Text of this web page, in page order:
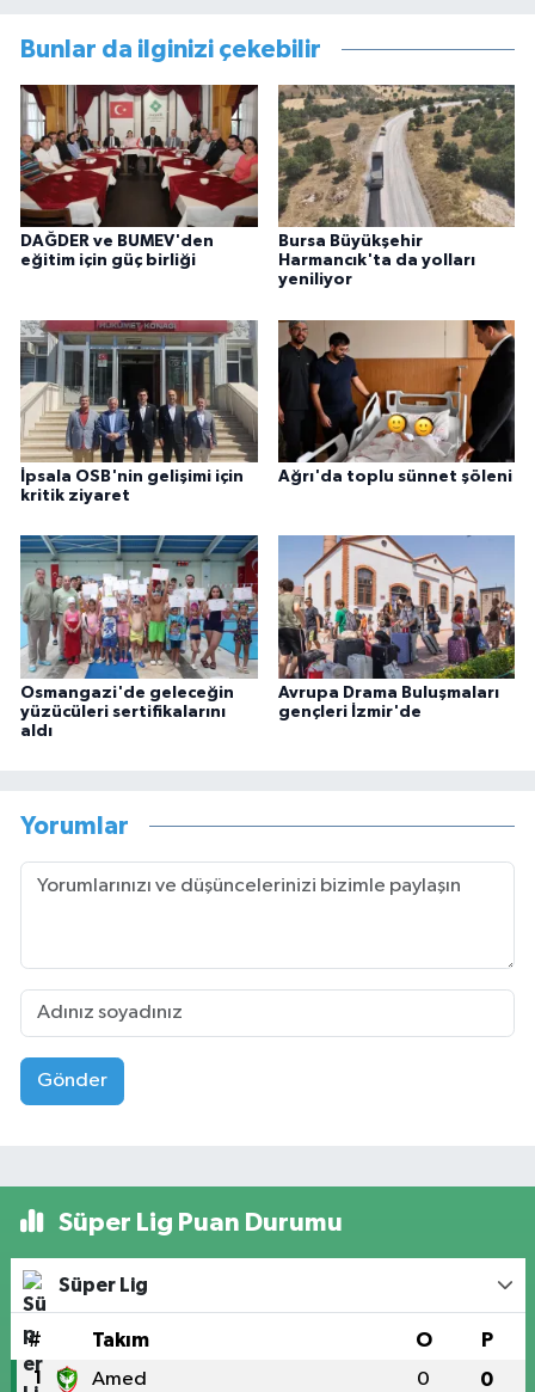
Bunlar da ilginizi çekebilir
DAĞDER ve BUMEV'den
eğitim için güç birliği
Bursa Büyükşehir
Harmancık'ta da yolları
yeniliyor
İpsala OSB'nin gelişimi için
kritik ziyaret
Ağrı'da toplu sünnet şöleni
Osmangazi'de geleceğin
yüzücüleri sertifikalarını
aldı
Avrupa Drama Buluşmaları
gençleri İzmir'de
Yorumlar
Gönder
Süper Lig Puan Durumu
Süper Lig
# Takım O P
1 Amed 0 0